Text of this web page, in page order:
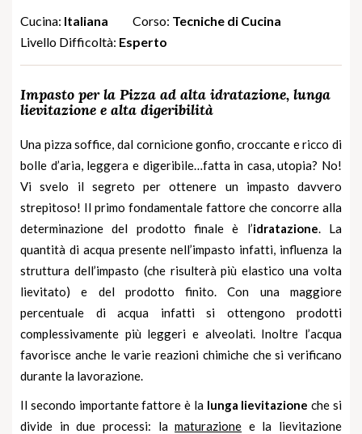
Cucina: Italiana Corso: Tecniche di Cucina
Livello Difficoltà: Esperto
Impasto per la Pizza ad alta idratazione, lunga
lievitazione e alta digeribilità
Una pizza soffice, dal cornicione gonfio, croccante e ricco di
bolle d’aria, leggera e digeribile…fatta in casa, utopia? No!
Vi svelo il segreto per ottenere un impasto davvero
strepitoso! Il primo fondamentale fattore che concorre alla
determinazione del prodotto finale è l’idratazione. La
quantità di acqua presente nell’impasto infatti, influenza la
struttura dell’impasto (che risulterà più elastico una volta
lievitato) e del prodotto finito. Con una maggiore
percentuale di acqua infatti si ottengono prodotti
complessivamente più leggeri e alveolati. Inoltre l’acqua
favorisce anche le varie reazioni chimiche che si verificano
durante la lavorazione.
Il secondo importante fattore è la lunga lievitazioneche si
divide in due processi: lamaturazione e la lievitazione